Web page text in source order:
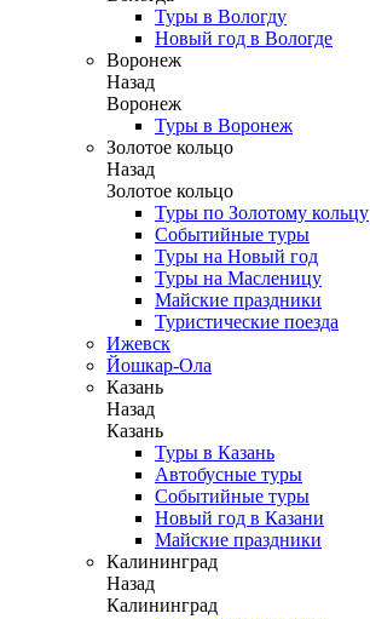
Туры в Вологду
Новый год в Вологде
Воронеж
Назад
Воронеж
Туры в Воронеж
Золотое кольцо
Назад
Золотое кольцо
Туры по Золотому кольцу
Событийные туры
Туры на Новый год
Туры на Масленицу
Майские праздники
Туристические поезда
Ижевск
Йошкар-Ола
Казань
Назад
Казань
Туры в Казань
Автобусные туры
Событийные туры
Новый год в Казани
Майские праздники
Калининград
Назад
Калининград